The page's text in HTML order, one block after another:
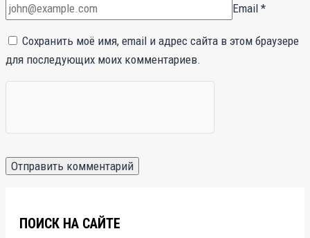
Email *
Сохранить моё имя, email и адрес сайта в этом браузере
для последующих моих комментариев.
ПОИСК НА САЙТЕ